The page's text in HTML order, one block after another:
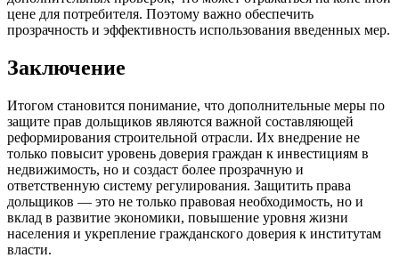
цене для потребителя. Поэтому важно обеспечить
прозрачность и эффективность использования введенных мер.
Заключение
Итогом становится понимание, что дополнительные меры по
защите прав дольщиков являются важной составляющей
реформирования строительной отрасли. Их внедрение не
только повысит уровень доверия граждан к инвестициям в
недвижимость, но и создаст более прозрачную и
ответственную систему регулирования. Защитить права
дольщиков — это не только правовая необходимость, но и
вклад в развитие экономики, повышение уровня жизни
населения и укрепление гражданского доверия к институтам
власти.